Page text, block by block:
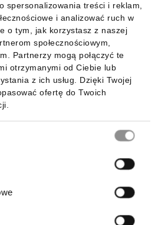
spersonalizowania treści i reklam,
i analizować ruch w
o tym, jak korzystasz z naszej
społecznościowym,
Partnerzy mogą połączyć te
otrzymanymi od Ciebie lub
z ich usług. Dzięki Twojej
ofertę do Twoich
aplikację mobilną: